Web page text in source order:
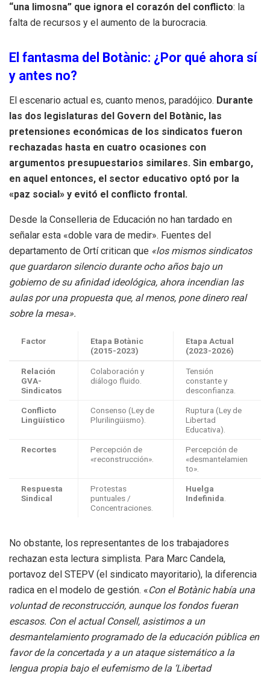
“una limosna” que ignora el corazón del conflicto: la
falta de recursos y el aumento de la burocracia.
El fantasma del Botànic: ¿Por qué ahora sí
y antes no?
El escenario actual es, cuanto menos, paradójico. Durante
las dos legislaturas del Govern del Botànic, las
pretensiones económicas de los sindicatos fueron
rechazadas hasta en cuatro ocasiones con
argumentos presupuestarios similares. Sin embargo,
en aquel entonces, el sector educativo optó por la
«paz social» y evitó el conflicto frontal.
Desde la Conselleria de Educación no han tardado en
señalar esta «doble vara de medir». Fuentes del
departamento de Ortí critican que «los mismos sindicatos
que guardaron silencio durante ocho años bajo un
gobierno de su afinidad ideológica, ahora incendian las
aulas por una propuesta que, al menos, pone dinero real
sobre la mesa».
Factor
Etapa Botànic
(2015-2023)
Etapa Actual
(2023-2026)
Relación
GVA-
Sindicatos
Colaboración y
diálogo fluido.
Tensión
constante y
desconfianza.
Conflicto
Lingüístico
Consenso (Ley de
Plurilingüismo).
Ruptura (Ley de
Libertad
Educativa).
Recortes
Percepción de
«reconstrucción».
Percepción de
«desmantelamien
to».
Respuesta
Sindical
Protestas
puntuales /
Concentraciones.
Huelga
Indefinida
No obstante, los representantes de los trabajadores
rechazan esta lectura simplista. Para Marc Candela,
portavoz del STEPV (el sindicato mayoritario), la diferencia
radica en el modelo de gestión. «Con el Botànic había una
voluntad de reconstrucción, aunque los fondos fueran
escasos. Con el actual Consell, asistimos a un
desmantelamiento programado de la educación pública en
favor de la concertada y a un ataque sistemático a la
lengua propia bajo el eufemismo de la ‘Libertad